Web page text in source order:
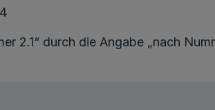
2.1“ durch die Angabe „nach